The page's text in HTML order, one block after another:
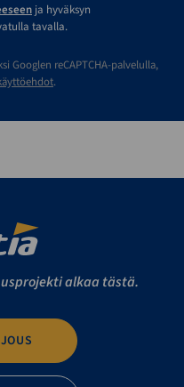
ja hyväksyn
tavalla.
Googlen reCAPTCHA-palvelulla,
.
alkaa tästä.